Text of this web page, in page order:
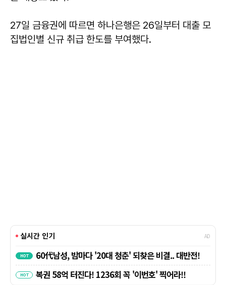
27일 금융권에 따르면 하나은행은 26일부터 대출 모
집법인별 신규 취급 한도를 부여했다.